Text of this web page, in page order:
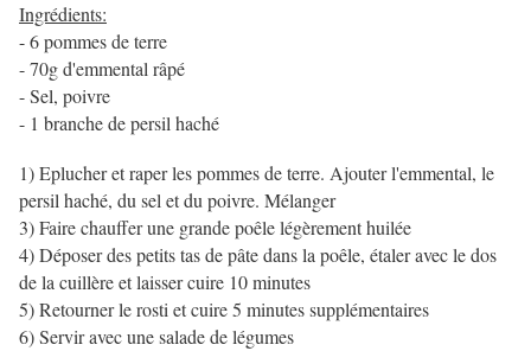
Ingrédients:
- 6 pommes de terre
- 70g d'emmental râpé
- Sel, poivre
- 1 branche de persil haché
1) Eplucher et raper les pommes de terre. Ajouter l'emmental, le
persil haché, du sel et du poivre. Mélanger
3) Faire chauffer une grande poêle légèrement huilée
4) Déposer des petits tas de pâte dans la poêle, étaler avec le dos
de la cuillère et laisser cuire 10 minutes
5) Retourner le rosti et cuire 5 minutes supplémentaires
6) Servir avec une salade de légumes